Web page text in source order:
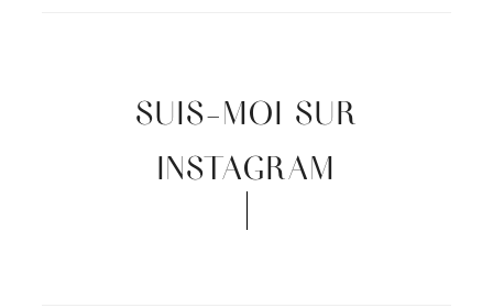
SUIS-MOI SUR
INSTAGRAM